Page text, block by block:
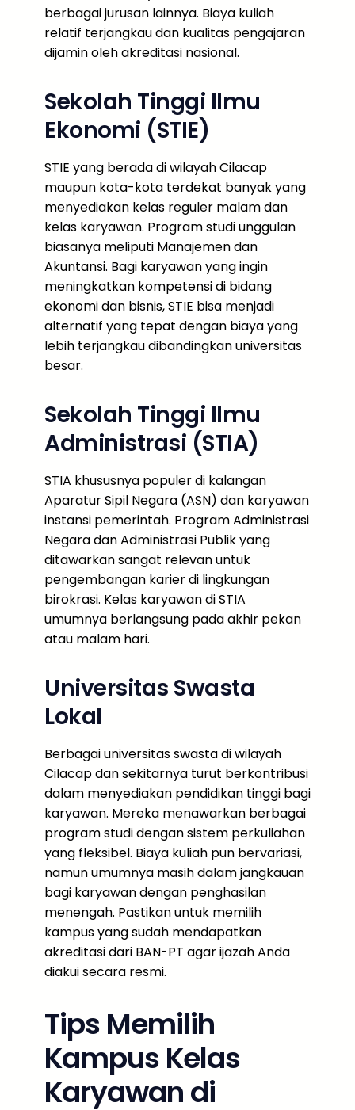
berbagai jurusan lainnya. Biaya kuliah
relatif terjangkau dan kualitas pengajaran
dijamin oleh akreditasi nasional.
Sekolah Tinggi Ilmu
Ekonomi (STIE)
STIE yang berada di wilayah Cilacap
maupun kota-kota terdekat banyak yang
menyediakan kelas reguler malam dan
kelas karyawan. Program studi unggulan
biasanya meliputi Manajemen dan
Akuntansi. Bagi karyawan yang ingin
meningkatkan kompetensi di bidang
ekonomi dan bisnis, STIE bisa menjadi
alternatif yang tepat dengan biaya yang
lebih terjangkau dibandingkan universitas
besar.
Sekolah Tinggi Ilmu
Administrasi (STIA)
STIA khususnya populer di kalangan
Aparatur Sipil Negara (ASN) dan karyawan
instansi pemerintah. Program Administrasi
Negara dan Administrasi Publik yang
ditawarkan sangat relevan untuk
pengembangan karier di lingkungan
birokrasi. Kelas karyawan di STIA
umumnya berlangsung pada akhir pekan
atau malam hari.
Universitas Swasta
Lokal
Berbagai universitas swasta di wilayah
Cilacap dan sekitarnya turut berkontribusi
dalam menyediakan pendidikan tinggi bagi
karyawan. Mereka menawarkan berbagai
program studi dengan sistem perkuliahan
yang fleksibel. Biaya kuliah pun bervariasi,
namun umumnya masih dalam jangkauan
bagi karyawan dengan penghasilan
menengah. Pastikan untuk memilih
kampus yang sudah mendapatkan
akreditasi dari BAN-PT agar ijazah Anda
diakui secara resmi.
Tips Memilih
Kampus Kelas
Karyawan di